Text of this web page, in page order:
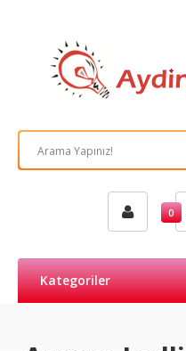
0
Kategoriler